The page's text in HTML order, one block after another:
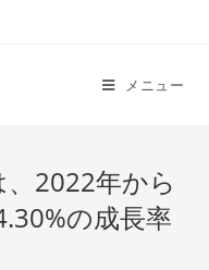
メニュー
2022年から
の成長率